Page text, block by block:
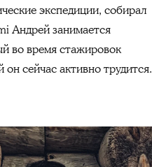
экспедиции, собирал
Андрей занимается
во время стажировок
сейчас активно трудится.